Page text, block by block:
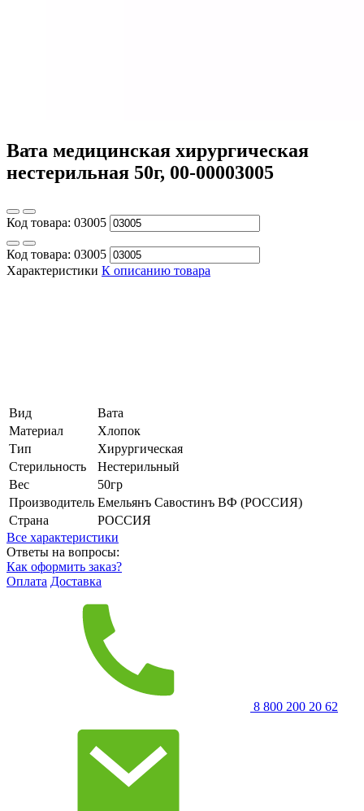
Вата медицинская хирургическая
нестерильная 50г, 00-00003005
Код товара: 03005
Код товара: 03005
Характеристики К описанию товара
Вид
Вата
Материал
Хлопок
Тип
Хирургическая
Стерильность
Нестерильный
Вес
50гр
Производитель Емельянъ Савостинъ ВФ (РОССИЯ)
Страна
РОССИЯ
Все характеристики
Ответы на вопросы:
Как оформить заказ?
Оплата Доставка
8 800 200 20 62